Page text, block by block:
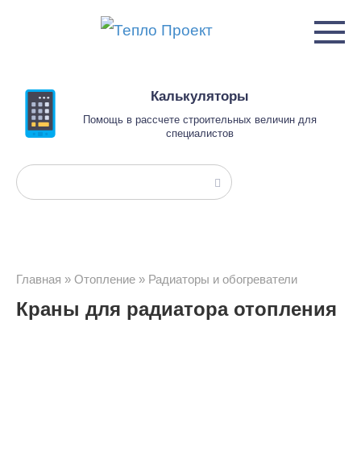
Калькуляторы
Помощь в рассчете строительных величин для
специалистов
Поиск:
Главная » Отопление » Радиаторы и обогреватели
Краны для радиатора отопления